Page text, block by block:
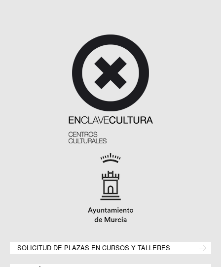
SOLICITUD DE PLAZAS EN CURSOS Y TALLERES